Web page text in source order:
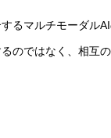
るマルチモーダル
のではなく、相互